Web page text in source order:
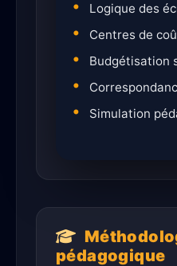
Logique des
Centres de
Budgétisation
Simulation
pédagogique